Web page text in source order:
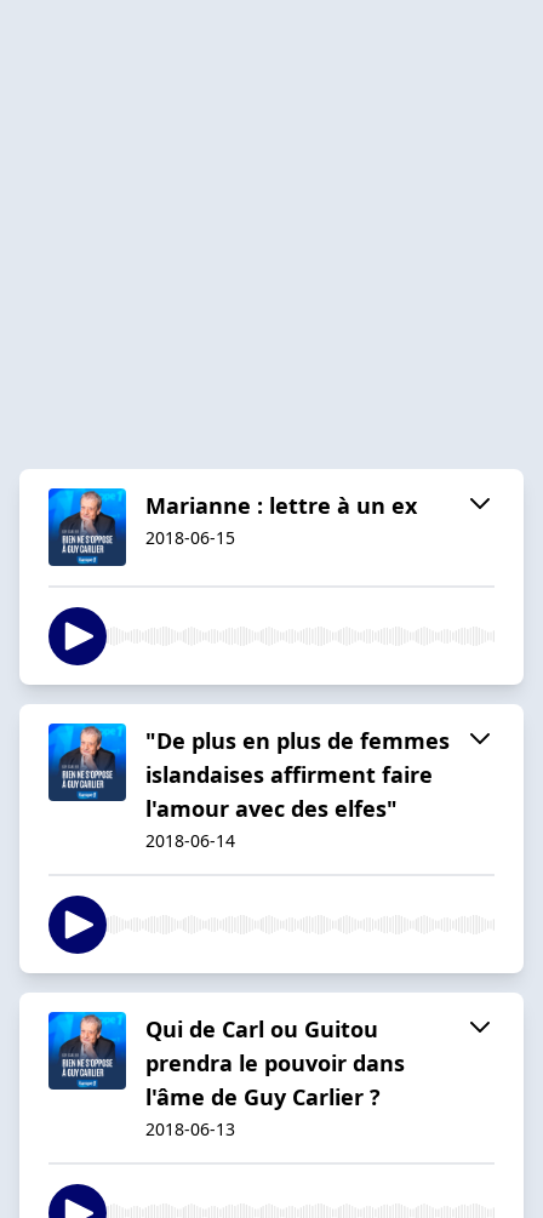
Marianne : lettre à un ex
2018-06-15
"De plus en plus de femmes
islandaises affirment faire
l'amour avec des elfes"
2018-06-14
Qui de Carl ou Guitou
prendra le pouvoir dans
l'âme de Guy Carlier ?
2018-06-13